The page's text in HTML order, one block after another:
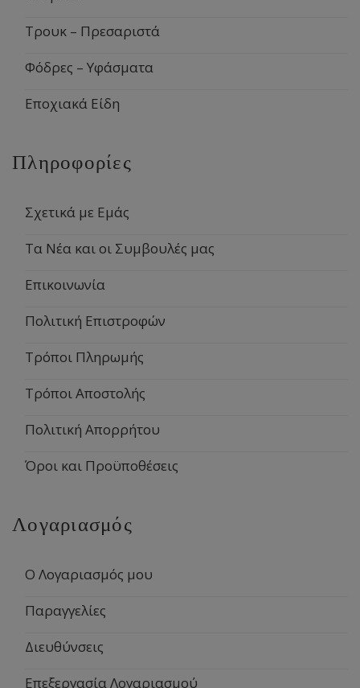
Τρουκ – Πρεσαριστά
Φόδρες – Υφάσματα
Εποχιακά Είδη
Πληροφορίες
Σχετικά με Εμάς
Τα Νέα και οι Συμβουλές μας
Επικοινωνία
Πολιτική Επιστροφών
Τρόποι Πληρωμής
Τρόποι Αποστολής
Πολιτική Απορρήτου
Όροι και Προϋποθέσεις
Λογαριασμός
Ο Λογαριασμός μου
Παραγγελίες
Διευθύνσεις
Επεξεργασία Λογαριασμού